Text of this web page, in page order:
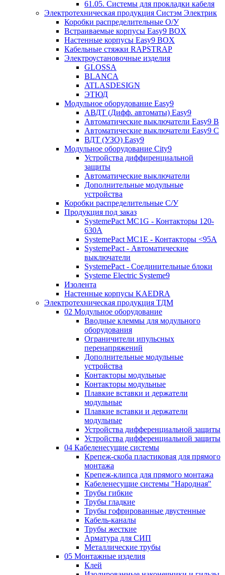
61.05. Системы для прокладки кабеля
Электротехническая продукция Систэм Электрик
Коробки распределительные О/У
Встраиваемые корпусы Easy9 BOX
Настенные корпусы Easy9 BOX
Кабельные стяжки RAPSTRAP
Электроустановочные изделия
GLOSSA
BLANCA
ATLASDESIGN
ЭТЮД
Модульное оборудование Easy9
АВДТ (Дифф. автоматы) Easy9
Автоматические выключатели Easy9 В
Автоматические выключатели Easy9 С
ВДТ (УЗО) Easy9
Модульное оборудование City9
Устройства диффиренциальной
защиты
Автоматические выключатели
Дополнительные модульные
устройства
Коробки распределительные C/У
Продукция под заказ
SystemePact MC1G - Контакторы 120-
630A
SystemePact MC1E - Контакторы <95A
SystemePact - Автоматические
выключатели
SystemePact - Соединительные блоки
Systeme Electric Systeme9
Изолента
Настенные корпусы KAEDRA
Электротехническая продукция ТДМ
02 Модульное оборудование
Вводные клеммы для модульного
оборудования
Ограничители ипульсных
перенапряжений
Дополнительные модульные
устройства
Контакторы модульные
Контакторы модульные
Плавкие вставки и держатели
модульные
Плавкие вставки и держатели
модульные
Устройства дифференциальной защиты
Устройства дифференциальной защиты
04 Кабеленесущие системы
Крепеж-скоба пластиковая для прямого
монтажа
Крепеж-клипса для прямого монтажа
Кабеленесущие системы "Народная"
Трубы гибкие
Трубы гладкие
Трубы гофрированные двустенные
Кабель-каналы
Трубы жесткие
Арматура для СИП
Металлические трубы
05 Монтажные изделия
Клей